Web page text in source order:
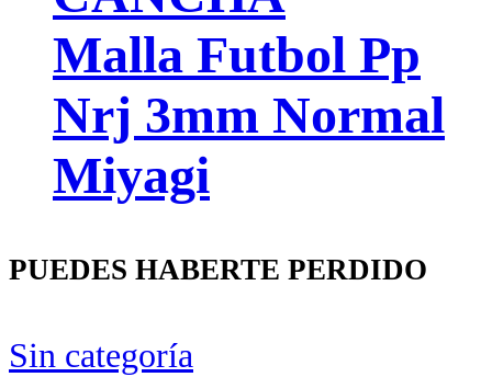
Malla Futbol Pp
Nrj 3mm Normal
Miyagi
PUEDES HABERTE PERDIDO
Sin categoría